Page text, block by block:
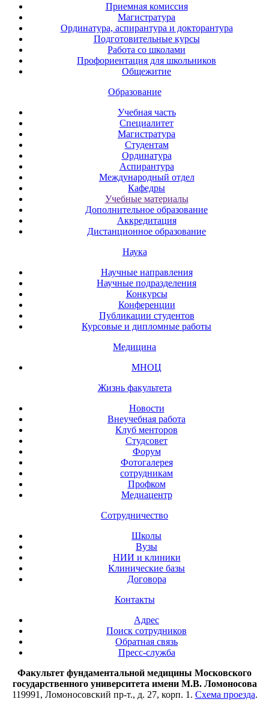
Приемная комиссия
Магистратура
Ординатура, аспирантура и докторантура
Подготовительные курсы
Работа со школами
Профориентация для школьников
Общежитие
Образование
Учебная часть
Специалитет
Магистратура
Студентам
Ординатура
Аспирантура
Международный отдел
Кафедры
Учебные материалы
Дополнительное образование
Аккредитация
Дистанционное образование
Наука
Научные направления
Научные подразделения
Конкурсы
Конференции
Публикации студентов
Курсовые и дипломные работы
Медицина
МНОЦ
Жизнь факультета
Новости
Внеучебная работа
Клуб менторов
Студсовет
Форум
Фотогалерея
сотрудникам
Профком
Медиацентр
Сотрудничество
Школы
Вузы
НИИ и клиники
Клинические базы
Договора
Контакты
Адрес
Поиск сотрудников
Обратная связь
Пресс-служба
Факультет фундаментальной медицины Московского
государственного университета имени М.В. Ломоносова
119991, Ломоносовский пр-т., д. 27, корп. 1. Схема проезда.